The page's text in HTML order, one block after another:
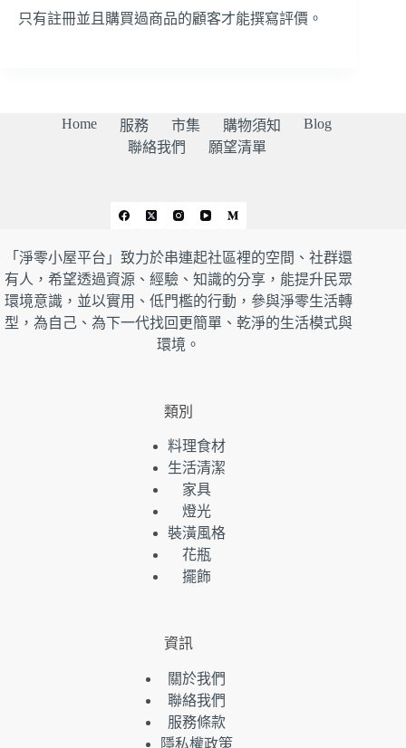
只有註冊並且購買過商品的顧客才能撰寫評價。
Home 服務 市集 購物須知
Blog
聯絡我們
願望清單
「淨零小屋平台」致力於串連起社區裡的空間、社群還
有人，希望透過資源、經驗、知識的分享，能提升民眾
環境意識，並以實用、低門檻的行動，參與淨零生活轉
型，為自己、為下一代找回更簡單、乾淨的生活模式與
環境。
類別
料理食材
生活清潔
家具
燈光
裝潢風格
花瓶
擺飾
資訊
關於我們
聯絡我們
服務條款
隱私權政策